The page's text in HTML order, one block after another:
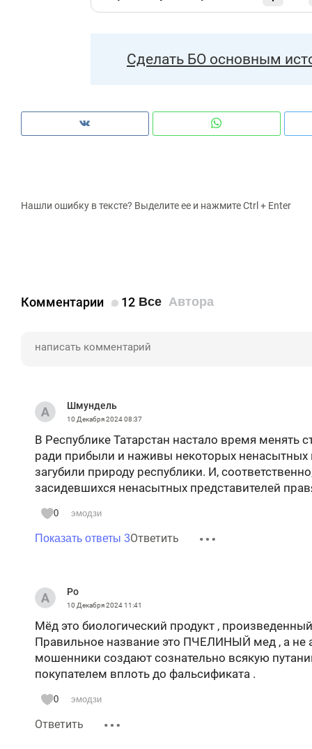
Сделать БО основным
Нашли ошибку в тексте? Выделите ее и нажмите Ctrl + Enter
Комментарии 12 Все Автора
Шмундель
10 Декабря 202408:37
В Республике Татарстан настало время менять
ради прибыли и наживы некоторых ненасытных
загубили природу республики. И,
засидевшихся ненасытных представителей
0 эмодзи
Показать ответы 3Ответить
Ро
10 Декабря 202411:41
Мёд это биологический продукт ,
Правильное название это ПЧЕЛИНЫЙ мед , а не
мошенники создают сознательно всякую
покупателем вплоть до фальсификата .
0 эмодзи
Ответить